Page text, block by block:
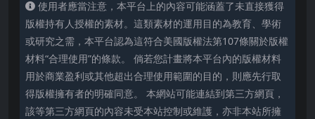
使用者應當注意，本平台上的內容可能涵蓋了未直接獲得
版權持有人授權的素材。這類素材的運用目的為教育、學術
或研究之需，本平台認為這符合美國版權法第107條關於版權
材料“合理使用”的條款。 倘若您計畫將本平台內的版權材料
用於商業盈利或其他超出合理使用範圍的目的，則應先行取
得版權擁有者的明確同意。 本網站可能連結到第三方網頁，
該等第三方網頁的內容未受本站控制或維護，亦非本站所擁